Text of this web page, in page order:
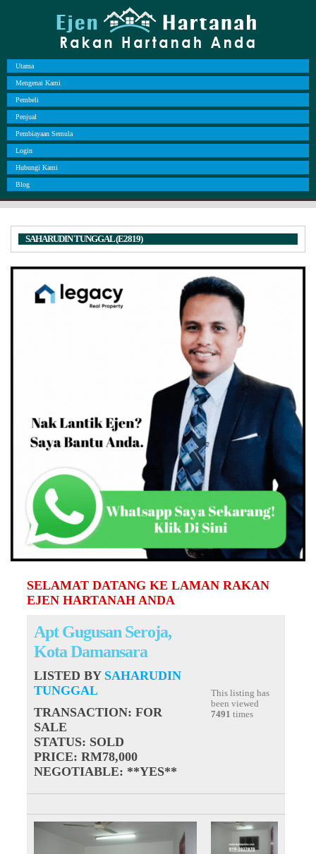
Utama
Mengenai Kami
Pembeli
Penjual
Pembiayaan Semula
Login
Hubungi Kami
Blog
SAHARUDIN TUNGGAL (E2819)
SELAMAT DATANG KE LAMAN RAKAN
EJEN HARTANAH ANDA
Apt Gugusan Seroja,
Kota Damansara
LISTED BY SAHARUDIN
TUNGGAL
TRANSACTION: FOR
SALE
STATUS: SOLD
PRICE: RM78,000
NEGOTIABLE: **YES**
This listing has
been viewed
7491 times